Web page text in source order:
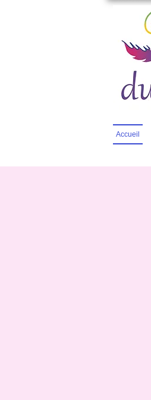
Accueil